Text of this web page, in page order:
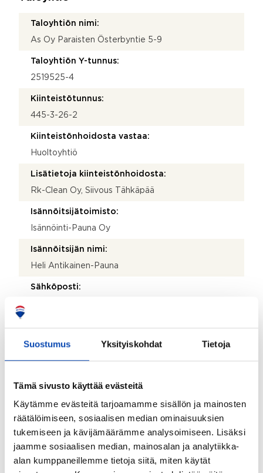
Suostumus Yksityiskohdat Tietoja
Tämä sivusto käyttää evästeitä
Käytämme evästeitä tarjoamamme sisällön ja mainosten
räätälöimiseen, sosiaalisen median ominaisuuksien
tukemiseen ja kävijämäärämme analysoimiseen. Lisäksi
jaamme sosiaalisen median, mainosalan ja analytiikka-
alan kumppaneillemme tietoja siitä, miten käytät
Taloyhtiön nimi:
As Oy Paraisten Österbyntie 5-9
Taloyhtiön Y-tunnus:
2519525-4
Kiinteistötunnus:
445-3-26-2
Kiinteistönhoidosta vastaa:
Huoltoyhtiö
Lisätietoja kiinteistönhoidosta:
Rk-Clean Oy, Siivous Tähkäpää
Isännöitsijätoimisto:
Isännöinti-Pauna Oy
Isännöitsijän nimi:
Heli Antikainen-Pauna
Sähköposti:
440 270 361
Katuosoite:
Postinumero:
21600
Postitoimipaikka: